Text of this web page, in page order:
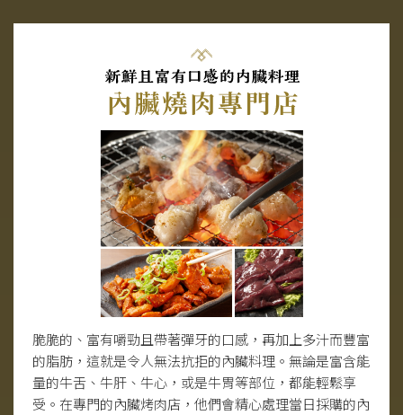
脆脆的、富有嚼勁且帶著彈牙的口感，再加上多汁而豐富
的脂肪，這就是令人無法抗拒的內臟料理。無論是富含能
量的牛舌、牛肝、牛心，或是牛胃等部位，都能輕鬆享
受。在專門的內臟烤肉店，他們會精心處理當日採購的內